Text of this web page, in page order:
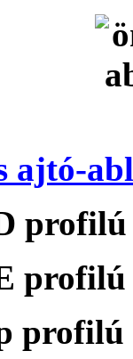
ajtó-
profilú
profilú
profilú